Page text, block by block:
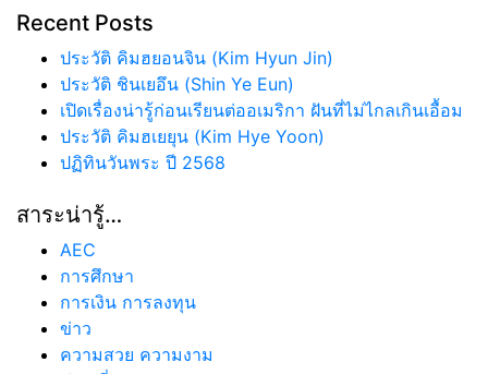
Recent Posts
ประวัติ คิมฮยอนจิน (Kim Hyun Jin)
ประวัติ ชินเยอึน (Shin Ye Eun)
เปิดเรื่องน่ารู้ก่อนเรียนต่ออเมริกา ฝันที่ไม่ไกลเกินเอื้อม
ประวัติ คิมฮเยยุน (Kim Hye Yoon)
ปฏิทินวันพระ ปี 2568
สาระน่ารู้…
AEC
การศึกษา
การเงิน การลงทุน
ข่าว
ความสวย ความงาม